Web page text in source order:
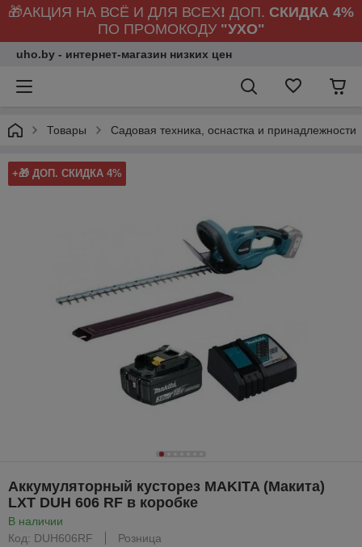
🎁АКЦИЯ НА ВСЁ И ДЛЯ ВСЕХ! ДОП. СКИДКА 4%
ПО ПРОМОКОДУ "УХО"
uho.by - интернет-магазин низких цен
Товары Садовая техника, оснастка и принадлежности
+🎁 ДОП. СКИДКА 4%
Аккумуляторный кусторез MAKITA (Макита)
LXT DUH 606 RF в коробке
В наличии
Код: DUH606RF
Розница